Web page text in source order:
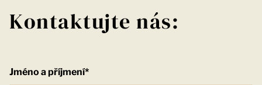
Kontaktujte nás:
Jméno a příjmení*